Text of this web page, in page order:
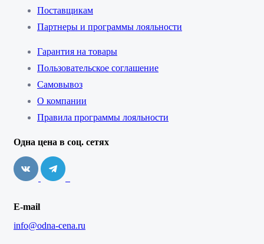
Поставщикам
Партнеры и программы лояльности
Гарантия на товары
Пользовательское соглашение
Самовывоз
О компании
Правила программы лояльности
Одна цена в соц. сетях
E-mail
info@odna-cena.ru